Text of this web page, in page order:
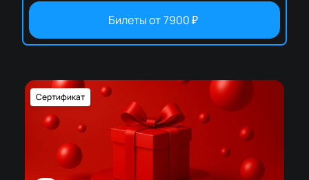
Билеты от7900₽
Сертификат